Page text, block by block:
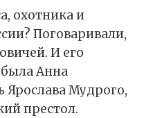
охотника и
Поговаривали,
И его
Анна
Ярослава Мудрого,
престол.